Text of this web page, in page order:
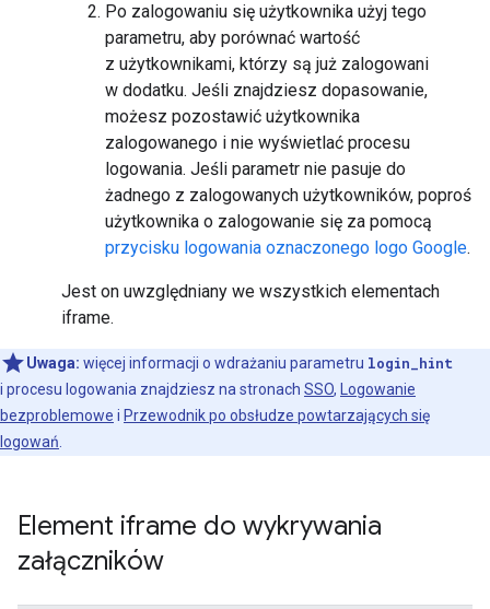
Po zalogowaniu się użytkownika użyj tego
parametru, aby porównać wartość
z użytkownikami, którzy są już zalogowani
w dodatku. Jeśli znajdziesz dopasowanie,
możesz pozostawić użytkownika
zalogowanego i nie wyświetlać procesu
logowania. Jeśli parametr nie pasuje do
żadnego z zalogowanych użytkowników, poproś
użytkownika o zalogowanie się za pomocą
przycisku logowania oznaczonego logo Google.
Jest on uwzględniany we wszystkich elementach
iframe.
Uwaga: więcej informacji o wdrażaniu parametru login_hint
i procesu logowania znajdziesz na stronach SSO,
Logowanie
bezproblemowe i Przewodnik po obsłudze powtarzających się
logowań
Element iframe do wykrywania
załączników